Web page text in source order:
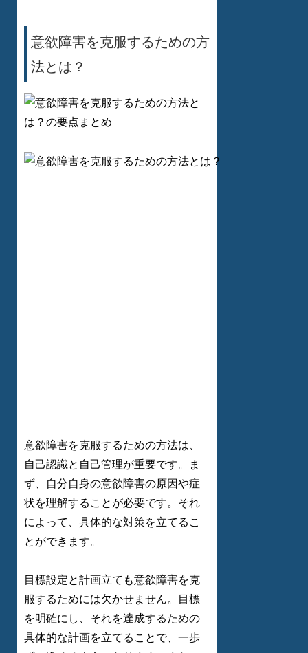
意欲障害を克服するための方
法とは？
意欲障害を克服するための方法は、
自己認識と自己管理が重要です。ま
ず、自分自身の意欲障害の原因や症
状を理解することが必要です。それ
によって、具体的な対策を立てるこ
とができます。
目標設定と計画立ても意欲障害を克
服するためには欠かせません。目標
を明確にし、それを達成するための
具体的な計画を立てることで、一歩